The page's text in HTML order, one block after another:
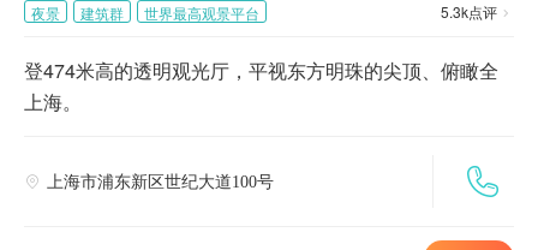
5.3k点评 
夜景 建筑群 世界最高观景平台
登474米高的透明观光厅，平视东方明珠的尖顶、俯瞰全
上海。

 上海市浦东新区世纪大道100号